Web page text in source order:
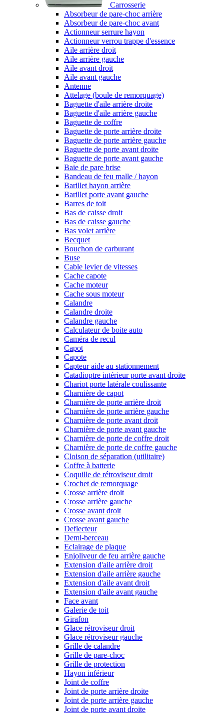
Carrosserie
Absorbeur de pare-choc arrière
Absorbeur de pare-choc avant
Actionneur serrure hayon
Actionneur verrou trappe d'essence
Aile arrière droit
Aile arrière gauche
Aile avant droit
Aile avant gauche
Antenne
Attelage (boule de remorquage)
Baguette d'aile arrière droite
Baguette d'aile arrière gauche
Baguette de coffre
Baguette de porte arrière droite
Baguette de porte arrière gauche
Baguette de porte avant droite
Baguette de porte avant gauche
Baie de pare brise
Bandeau de feu malle / hayon
Barillet hayon arrière
Barillet porte avant gauche
Barres de toit
Bas de caisse droit
Bas de caisse gauche
Bas volet arrière
Becquet
Bouchon de carburant
Buse
Cable levier de vitesses
Cache capote
Cache moteur
Cache sous moteur
Calandre
Calandre droite
Calandre gauche
Calculateur de boite auto
Caméra de recul
Capot
Capote
Capteur aide au stationnement
Catadioptre intérieur porte avant droite
Chariot porte latérale coulissante
Charnière de capot
Charnière de porte arrière droit
Charnière de porte arrière gauche
Charnière de porte avant droit
Charnière de porte avant gauche
Charnière de porte de coffre droit
Charnière de porte de coffre gauche
Cloison de séparation (utilitaire)
Coffre à batterie
Coquille de rétroviseur droit
Crochet de remorquage
Crosse arrière droit
Crosse arrière gauche
Crosse avant droit
Crosse avant gauche
Deflecteur
Demi-berceau
Eclairage de plaque
Enjoliveur de feu arrière gauche
Extension d'aile arrière droit
Extension d'aile arrière gauche
Extension d'aile avant droit
Extension d'aile avant gauche
Face avant
Galerie de toit
Girafon
Glace rétroviseur droit
Glace rétroviseur gauche
Grille de calandre
Grille de pare-choc
Grille de protection
Hayon inférieur
Joint de coffre
Joint de porte arrière droite
Joint de porte arrière gauche
Joint de porte avant droite